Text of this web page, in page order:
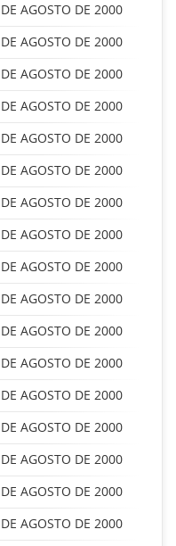
AGOSTO DE 2000
AGOSTO DE 2000
AGOSTO DE 2000
AGOSTO DE 2000
AGOSTO DE 2000
AGOSTO DE 2000
AGOSTO DE 2000
AGOSTO DE 2000
AGOSTO DE 2000
AGOSTO DE 2000
AGOSTO DE 2000
AGOSTO DE 2000
AGOSTO DE 2000
AGOSTO DE 2000
AGOSTO DE 2000
AGOSTO DE 2000
AGOSTO DE 2000